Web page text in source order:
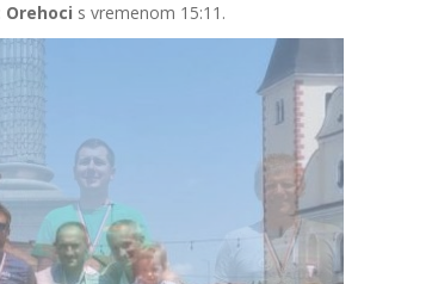
Orehoci s vremenom 15:11.